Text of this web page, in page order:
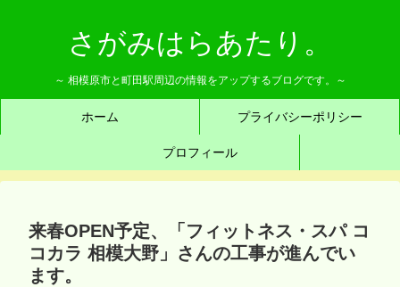
さがみはらあたり。
～ 相模原市と町田駅周辺の情報をアップするブログです。～
ホーム プライバシーポリシー
プロフィール
来春OPEN予定、「フィットネス・スパ コ
コカラ 相模大野」さんの工事が進んでい
ます。